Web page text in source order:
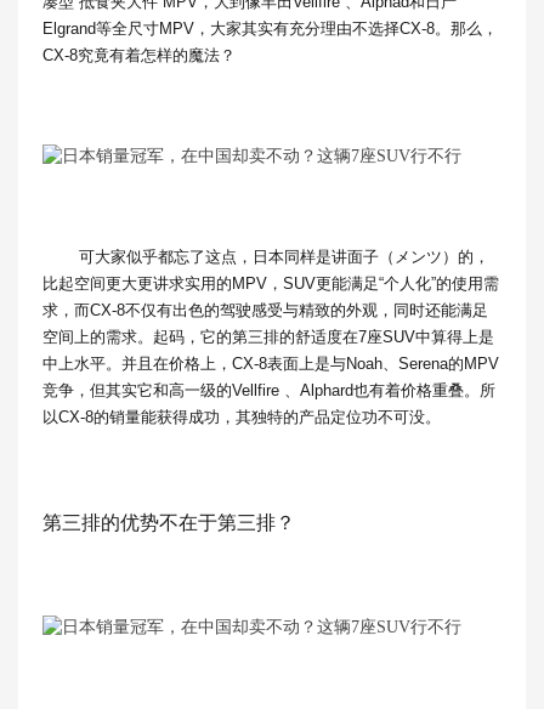
Elgrand等全尺寸MPV，大家其实有充分理由不选择CX-8。那么，
CX-8究竟有着怎样的魔法？
可大家似乎都忘了这点，日本同样是讲面子（メンツ）的，
比起空间更大更讲求实用的MPV，SUV更能满足“个人化”的使用需
求，而CX-8不仅有出色的驾驶感受与精致的外观，同时还能满足
空间上的需求。起码，它的第三排的舒适度在7座SUV中算得上是
中上水平。并且在价格上，CX-8表面上是与Noah、Serena的MPV
竞争，但其实它和高一级的Vellfire 、Alphard也有着价格重叠。所
以CX-8的销量能获得成功，其独特的产品定位功不可没。
第三排的优势不在于第三排？